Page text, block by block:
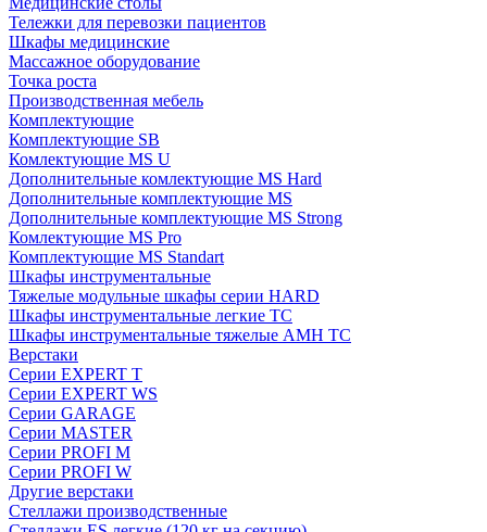
Тележки для перевозки пациентов
Шкафы медицинские
Массажное оборудование
Точка роста
Производственная мебель
Комплектующие
Комплектующие SB
Комлектующие MS U
Дополнительные комлектующие MS Hard
Дополнительные комплектующие MS
Дополнительные комплектующие MS Strong
Комлектующие MS Pro
Комплектующие MS Standart
Шкафы инструментальные
Тяжелые модульные шкафы серии HARD
Шкафы инструментальные легкие ТС
Шкафы инструментальные тяжелые AMH TC
Верстаки
Серии EXPERT T
Серии EXPERT WS
Серии GARAGE
Серии MASTER
Серии PROFI M
Серии PROFI W
Другие верстаки
Стеллажи производственные